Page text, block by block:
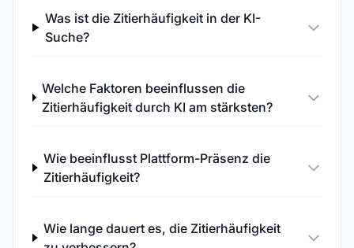
Was ist die Zitierhäufigkeit in der KI-
Suche?
Welche Faktoren beeinflussen die
Zitierhäufigkeit durch KI am stärksten?
Wie beeinflusst Plattform-Präsenz die
Zitierhäufigkeit?
Wie lange dauert es, die Zitierhäufigkeit